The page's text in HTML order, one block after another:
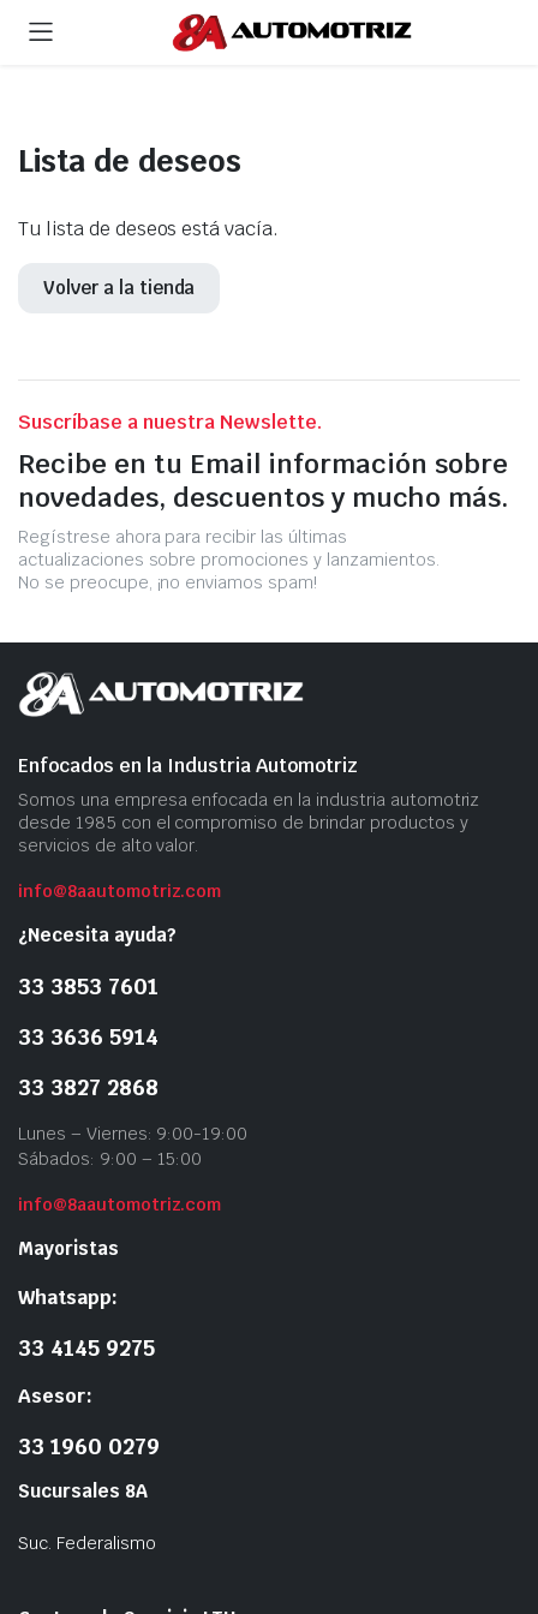
Lista de deseos
Tu lista de deseos está vacía.
Volver a la tienda
Suscríbase a nuestra Newslette.
Recibe en tu Email información sobre
novedades, descuentos y mucho más.
Regístrese ahora para recibir las últimas
actualizaciones sobre promociones y lanzamientos.
No se preocupe, ¡no enviamos spam!
Enfocados en la Industria Automotriz
Somos una empresa​ enfocada en la industria automotriz
desde 1985 con el compromiso​ de brindar productos ​y
servicios​ de alto valor.
info@8aautomotriz.com
¿Necesita ayuda?
33 3853 7601
33 3636 5914
33 3827 2868
Lunes – Viernes: 9:00-19:00
Sábados: 9:00 – 15:00
info@8aautomotriz.com
Mayoristas
Whatsapp:
33 4145 9275
Asesor:
33 1960 0279
Sucursales 8A
Suc. Federalismo